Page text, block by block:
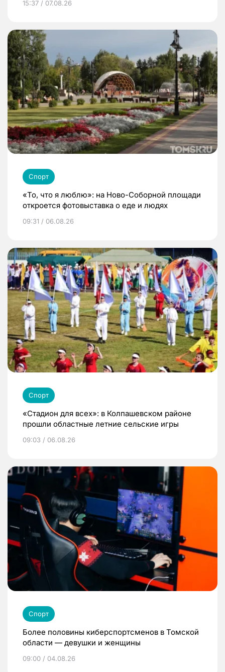
15:37 / 07.08.26
Спорт
«То, что я люблю»: на Ново-Соборной площади
откроется фотовыставка о еде и людях
09:31 / 06.08.26
Спорт
«Стадион для всех»: в Колпашевском районе
прошли областные летние сельские игры
09:03 / 06.08.26
Спорт
Более половины киберспортсменов в Томской
области — девушки и женщины
09:00 / 04.08.26